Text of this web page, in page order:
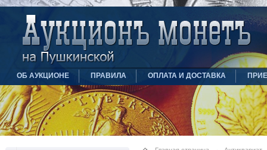
ОБ АУКЦИОНЕ ПРАВИЛА ОПЛАТА И ДОСТАВКА